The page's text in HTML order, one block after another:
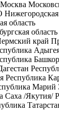
Москва
Нижегородская
область
область
край
Республика
Марий
Саха /Якутия/